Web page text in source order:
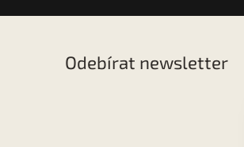
Odebírat newsletter